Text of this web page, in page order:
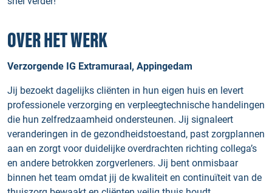
OVER HET WERK
Verzorgende IG Extramuraal, Appingedam
Jij bezoekt dagelijks cliënten in hun eigen huis en levert
professionele verzorging en verpleegtechnische handelingen
die hun zelfredzaamheid ondersteunen. Jij signaleert
veranderingen in de gezondheidstoestand, past zorgplannen
aan en zorgt voor duidelijke overdrachten richting collega’s
en andere betrokken zorgverleners. Jij bent onmisbaar
binnen het team omdat jij de kwaliteit en continuïteit van de